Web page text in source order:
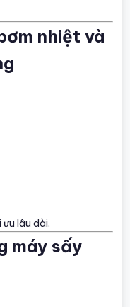
nhiệt và
lâu dài.
máy sấy